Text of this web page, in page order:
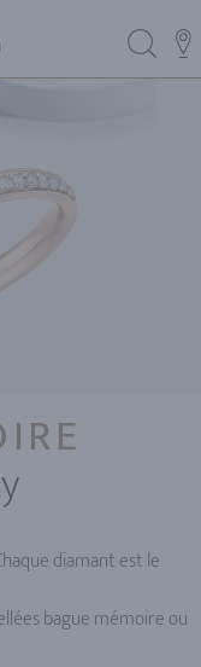
diamant est le
bague mémoire ou